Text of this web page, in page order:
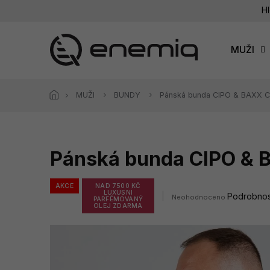
MUŽI
MUŽI BUNDY Pánská bunda CIPO & BAXX
Pánská bunda CIPO &
AKCE
NAD 7500 KČ
LUXUSNÍ
PARFÉMOVANÝ
OLEJ ZDARMA
Průměrné
0,0
Neohodnoceno